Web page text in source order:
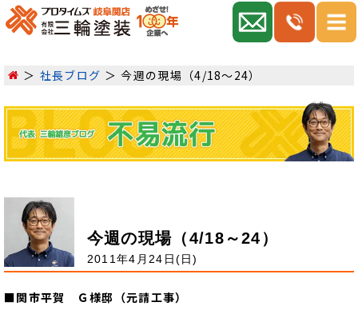
社長ブログ 今週の現場（4/18～24）
今週の現場（4/18～24）
2011年4月24日(日)
■関市平賀 Ｇ様邸（元請工事）